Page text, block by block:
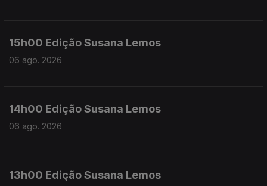
15h00 Edição Susana Lemos
06 ago. 2026
14h00 Edição Susana Lemos
06 ago. 2026
13h00 Edição Susana Lemos